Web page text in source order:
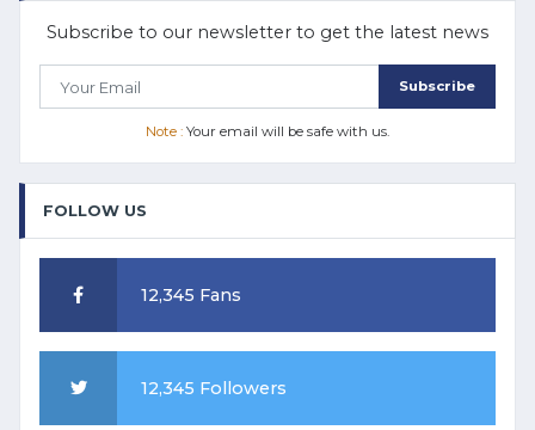
Subscribe to our newsletter to get the latest news
Subscribe
Note : Your email will be safe with us.
FOLLOW US
12,345 Fans
12,345 Followers